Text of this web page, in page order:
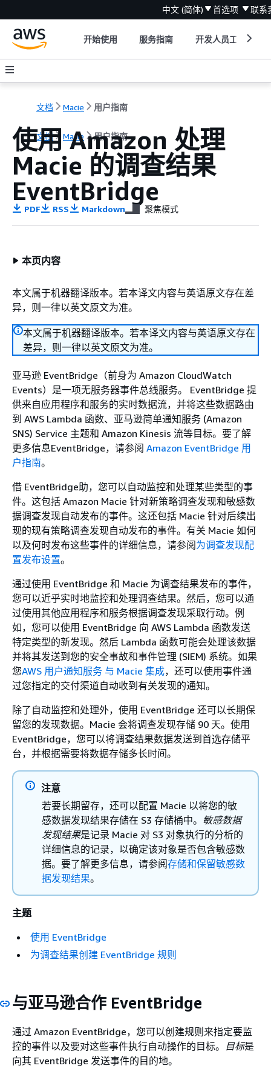
中文 (简体) 首选项 联系
开始使用 服务指南 开发人员工具
文档 Macie 用户指南
文档 Macie 用户指南
使用 Amazon 处理
Macie 的调查结果
EventBridge
PDF RSS Markdown 聚焦模式
本页内容
本文属于机器翻译版本。若本译文内容与英语原文存在差
异，则一律以英文原文为准。
本文属于机器翻译版本。若本译文内容与英语原文存在
差异，则一律以英文原文为准。
亚马逊 EventBridge（前身为 Amazon CloudWatch
Events）是一项无服务器事件总线服务。 EventBridge 提
供来自应用程序和服务的实时数据流，并将这些数据路由
到 AWS Lambda 函数、亚马逊简单通知服务 (Amazon
SNS) Service 主题和 Amazon Kinesis 流等目标。要了解
更多信息EventBridge，请参阅 Amazon EventBridge 用
户指南。
借 EventBridge助，您可以自动监控和处理某些类型的事
件。这包括 Amazon Macie 针对新策略调查发现和敏感数
据调查发现自动发布的事件。这还包括 Macie 针对后续出
现的现有策略调查发现自动发布的事件。有关 Macie 如何
以及何时发布这些事件的详细信息，请参阅为调查发现配
置发布设置。
通过使用 EventBridge 和 Macie 为调查结果发布的事件，
您可以近乎实时地监控和处理调查结果。然后，您可以通
过使用其他应用程序和服务根据调查发现采取行动。例
如，您可以使用 EventBridge 向 AWS Lambda 函数发送
特定类型的新发现。然后 Lambda 函数可能会处理该数据
并将其发送到您的安全事故和事件管理 (SIEM) 系统。如果
您AWS 用户通知服务 与 Macie 集成，还可以使用事件通
过您指定的交付渠道自动收到有关发现的通知。
除了自动监控和处理外，使用 EventBridge 还可以长期保
留您的发现数据。Macie 会将调查发现存储 90 天。使用
EventBridge，您可以将调查结果数据发送到首选存储平
台，并根据需要将数据存储多长时间。
注意
若要长期留存，还可以配置 Macie 以将您的敏
感数据发现结果存储在 S3 存储桶中。 敏感数据
发现结果是记录 Macie 对 S3 对象执行的分析的
详细信息的记录，以确定该对象是否包含敏感数
据。要了解更多信息，请参阅存储和保留敏感数
据发现结果。
主题
使用 EventBridge
为调查结果创建 EventBridge 规则
与亚马逊合作 EventBridge
通过 Amazon EventBridge，您可以创建规则来指定要监
控的事件以及要对这些事件执行自动操作的目标。
目标是
向其 EventBridge 发送事件的目的地。